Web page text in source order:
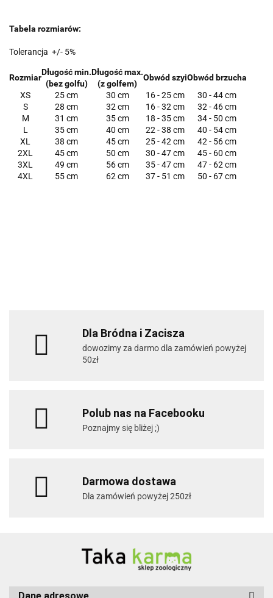
Tabela rozmiarów:
Tolerancja +/- 5%
Rozmiar
Długość min.
(bez golfu)
Długość max.
(z golfem)
Obwód szyiObwód brzucha
XS
25 cm 30 cm 16 - 25 cm
30 - 44 cm
S
28 cm 32 cm 16 - 32 cm
32 - 46 cm
M
31 cm 35 cm 18 - 35 cm
34 - 50 cm
L
35 cm 40 cm 22 - 38 cm
40 - 54 cm
XL
38 cm 45 cm 25 - 42 cm
42 - 56 cm
2XL
45 cm 50 cm 30 - 47 cm
45 - 60 cm
3XL
49 cm 56 cm 35 - 47 cm
47 - 62 cm
4XL
55 cm 62 cm 37 - 51 cm 50 - 67 cm
Dla Bródna i Zacisza
dowozimy za darmo dla zamówień powyżej
50zł
Polub nas na Facebooku
Poznajmy się bliżej ;)
Darmowa dostawa
Dla zamówień powyżej 250zł